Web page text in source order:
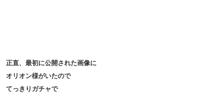
正直、最初に公開された画像に
オリオン様がいたので
てっきりガチャで